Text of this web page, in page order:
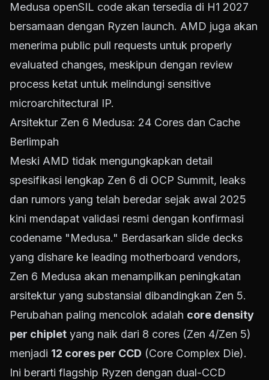
Medusa openSIL code akan tersedia di H1 2027
bersamaan dengan Ryzen launch. AMD juga akan
menerima public pull requests untuk properly
evaluated changes, meskipun dengan review
process ketat untuk melindungi sensitive
microarchitectural IP.
Arsitektur Zen 6 Medusa: 24 Cores dan Cache
Berlimpah
Meski AMD tidak mengungkapkan detail
spesifikasi lengkap Zen 6 di OCP Summit, leaks
dan rumors yang telah beredar sejak awal 2025
kini mendapat validasi resmi dengan konfirmasi
codename "Medusa." Berdasarkan slide decks
yang dishare ke leading motherboard vendors,
Zen 6 Medusa akan menampilkan peningkatan
arsitektur yang substansial dibandingkan Zen 5.
Perubahan paling mencolok adalah core density
per chiplet yang naik dari 8 cores (Zen 4/Zen 5)
menjadi 12 cores per CCD (Core Complex Die).
Ini berarti flagship Ryzen dengan dual-CCD